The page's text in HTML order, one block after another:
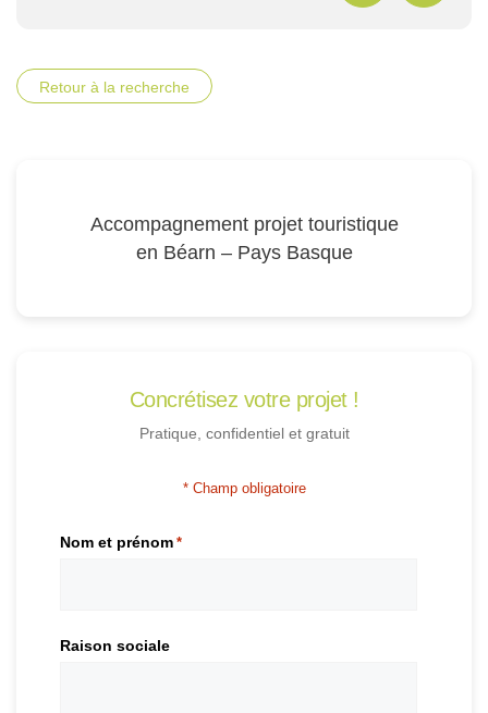
Retour à la recherche
Accompagnement projet touristique
en Béarn – Pays Basque
Concrétisez votre projet !
Pratique, confidentiel et gratuit
* Champ obligatoire
Nom et prénom *
Raison sociale